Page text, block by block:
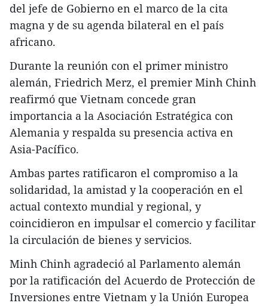
del jefe de Gobierno en el marco de la cita
magna y de su agenda bilateral en el país
africano.
Durante la reunión con el primer ministro
alemán, Friedrich Merz, el premier Minh Chinh
reafirmó que Vietnam concede gran
importancia a la Asociación Estratégica con
Alemania y respalda su presencia activa en
Asia-Pacífico.
Ambas partes ratificaron el compromiso a la
solidaridad, la amistad y la cooperación en el
actual contexto mundial y regional, y
coincidieron en impulsar el comercio y facilitar
la circulación de bienes y servicios.
Minh Chinh agradeció al Parlamento alemán
por la ratificación del Acuerdo de Protección de
Inversiones entre Vietnam y la Unión Europea